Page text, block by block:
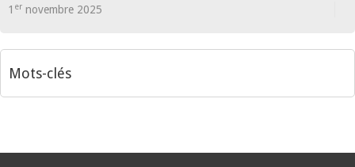
1 er novembre 2025
Mots-clés